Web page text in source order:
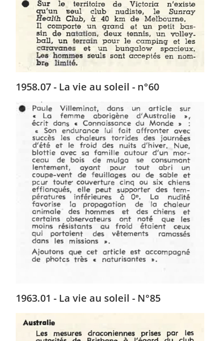
1958.07 - La vie au soleil - n°60
1963.01 - La vie au soleil - N°85